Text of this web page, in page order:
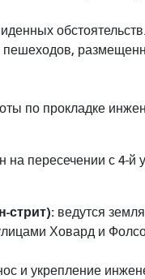
пешеходов,
по прокладке
пересечении с 4-й
стрит): ведутся
Ховард и
и укрепление